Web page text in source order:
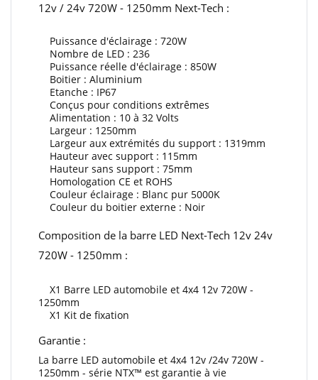
12v / 24v 720W - 1250mm Next-Tech :
Puissance d'éclairage : 720W
Nombre de LED : 236
Puissance réelle d'éclairage : 850W
Boitier : Aluminium
Etanche : IP67
Conçus pour conditions extrêmes
Alimentation : 10 à 32 Volts
Largeur : 1250mm
Largeur aux extrémités du support : 1319mm
Hauteur avec support : 115mm
Hauteur sans support : 75mm
Homologation CE et ROHS
Couleur éclairage : Blanc pur 5000K
Couleur du boitier externe : Noir
Composition de la barre LED Next-Tech 12v 24v
720W - 1250mm :
X1 Barre LED automobile et 4x4 12v 720W -
1250mm
X1 Kit de fixation
Garantie :
La barre LED automobile et 4x4 12v /24v 720W -
1250mm - série NTX™ est garantie à vie